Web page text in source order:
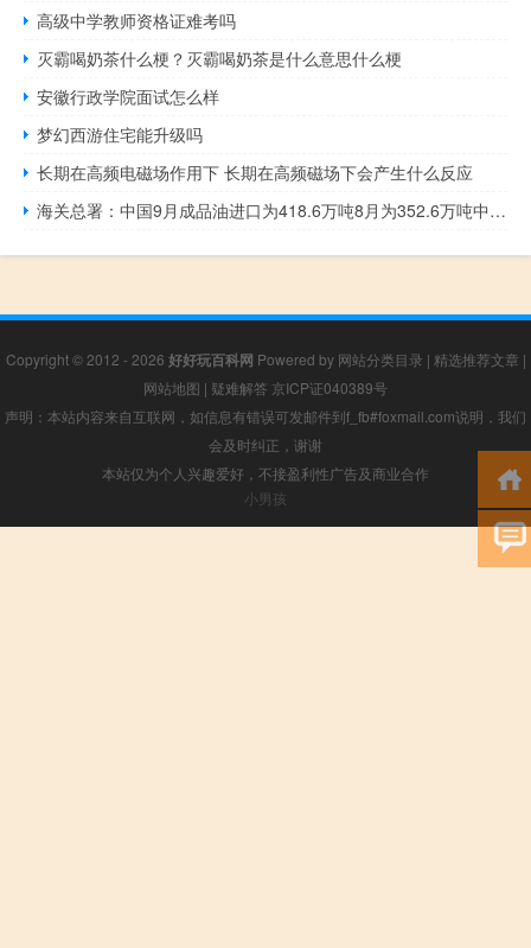
高级中学教师资格证难考吗
灭霸喝奶茶什么梗？灭霸喝奶茶是什么意思什么梗
安徽行政学院面试怎么样
梦幻西游住宅能升级吗
长期在高频电磁场作用下 长期在高频磁场下会产生什么反应
海关总署：中国9月成品油进口为418.6万吨8月为352.6万吨中国1-9月成品油进口为3470.1万吨
Copyright © 2012 - 2026 好好玩百科网 Powered by 网站分类目录 | 精选推荐文章 |
网站地图 | 疑难解答 京ICP证040389号
声明：本站内容来自互联网，如信息有错误可发邮件到f_fb#foxmail.com说明，我们
会及时纠正，谢谢
本站仅为个人兴趣爱好，不接盈利性广告及商业合作
小男孩